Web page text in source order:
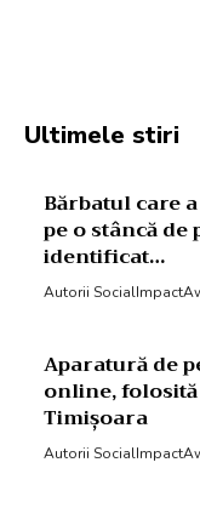
Ultimele stiri
Bărbatul care
pe o stâncă de
identificat…
Autorii
Aparatură de
online,
Timișoara
Autorii